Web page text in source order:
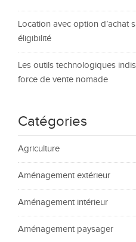
Location avec option d’achat
éligibilité
Les outils technologiques
force de vente nomade
Catégories
Agriculture
Aménagement extérieur
Aménagement intérieur
Aménagement paysager